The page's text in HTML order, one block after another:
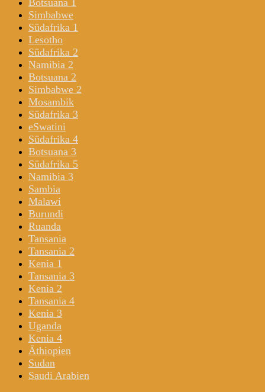
Botsuana 1
Simbabwe
Südafrika 1
Lesotho
Südafrika 2
Namibia 2
Botsuana 2
Simbabwe 2
Mosambik
Südafrika 3
eSwatini
Südafrika 4
Botsuana 3
Südafrika 5
Namibia 3
Sambia
Malawi
Burundi
Ruanda
Tansania
Tansania 2
Kenia 1
Tansania 3
Kenia 2
Tansania 4
Kenia 3
Uganda
Kenia 4
Äthiopien
Sudan
Saudi Arabien